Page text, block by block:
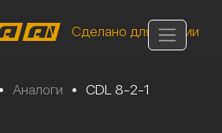
Сделано для России
• Аналоги • CDL 8-2-1